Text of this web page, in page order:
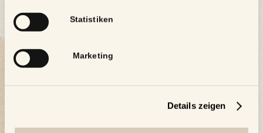
Statistiken
Marketing
Details zeigen